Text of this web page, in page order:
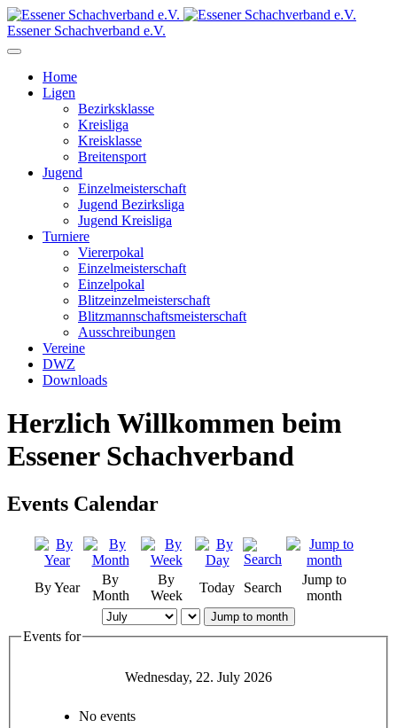
Essener Schachverband e.V.
Home
Ligen
Bezirksklasse
Kreisliga
Kreisklasse
Breitensport
Jugend
Einzelmeisterschaft
Jugend Bezirksliga
Jugend Kreisliga
Turniere
Viererpokal
Einzelmeisterschaft
Einzelpokal
Blitzeinzelmeisterschaft
Blitzmannschaftsmeisterschaft
Ausschreibungen
Vereine
DWZ
Downloads
Herzlich Willkommen beim
Essener Schachverband
Events Calendar
By Year
By
Month
By
Week
Today Search
Jump to
month
Jump to month
Events for
Wednesday, 22. July 2026
No events